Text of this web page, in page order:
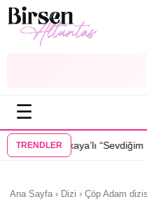
☰
TRENDLER
“Sevdiğim İnsanlar” filmine
Ana Sayfa › Dizi › Çöp Adam